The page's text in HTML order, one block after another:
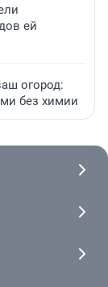
ей
огород:
без химии